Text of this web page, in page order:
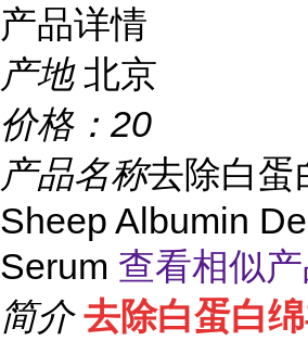
产品详情
产地 北京
价格： 20
产品名称去除白蛋
Sheep Albumin
Serum 查看相似
简介 去除白蛋白